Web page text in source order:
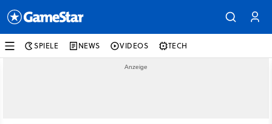
SPIELE NEWS VIDEOS TECH